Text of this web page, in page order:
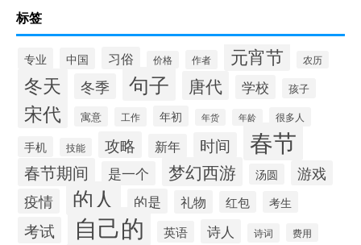
标签
专业 中国 习俗 价格 作者 元宵节 农历
冬天 冬季 句子 唐代 学校 孩子
宋代 寓意 工作 年初 年货 年龄 很多人
手机 技能 攻略 新年 时间 春节
春节期间 是一个 梦幻西游 汤圆
游戏
疫情
的人 的是 礼物 红包 考生
考试 自己的 英语 诗人 诗词 费用